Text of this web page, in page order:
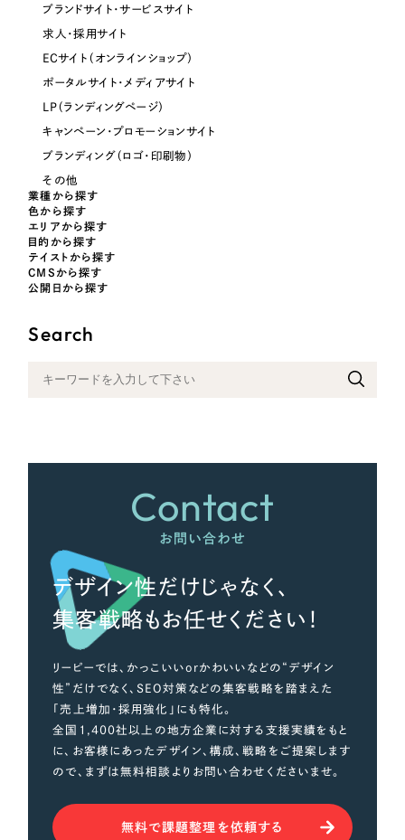
オレンジ・橙色
イエロー・黄色
グリーン・緑色
ブルー・青色
パープル・紫色
ピンク・桃色
カラフル・多色
その他
ブランドサイト・サービスサイト
求人・採用サイト
ECサイト（オンラインショップ）
ポータルサイト・メディアサイト
LP（ランディングページ）
キャンペーン・プロモーションサイト
ブランディング（ロゴ・印刷物）
その他
業種から探す
色から探す
エリアから探す
目的から探す
テイストから探す
CMSから探す
公開日から探す
Search
Contact
お問い合わせ
デザイン性だけじゃなく、
集客戦略もお任せください！
リーピーでは、かっこいいorかわいいなどの“デザイン
性”だけでなく、SEO対策などの集客戦略を踏まえた
「売上増加・採用強化」にも特化。
全国1,400社以上の地方企業に対する支援実績をもと
に、お客様にあったデザイン、構成、戦略をご提案します
ので、まずは無料相談よりお問い合わせくださいませ。
無料で課題整理を依頼する